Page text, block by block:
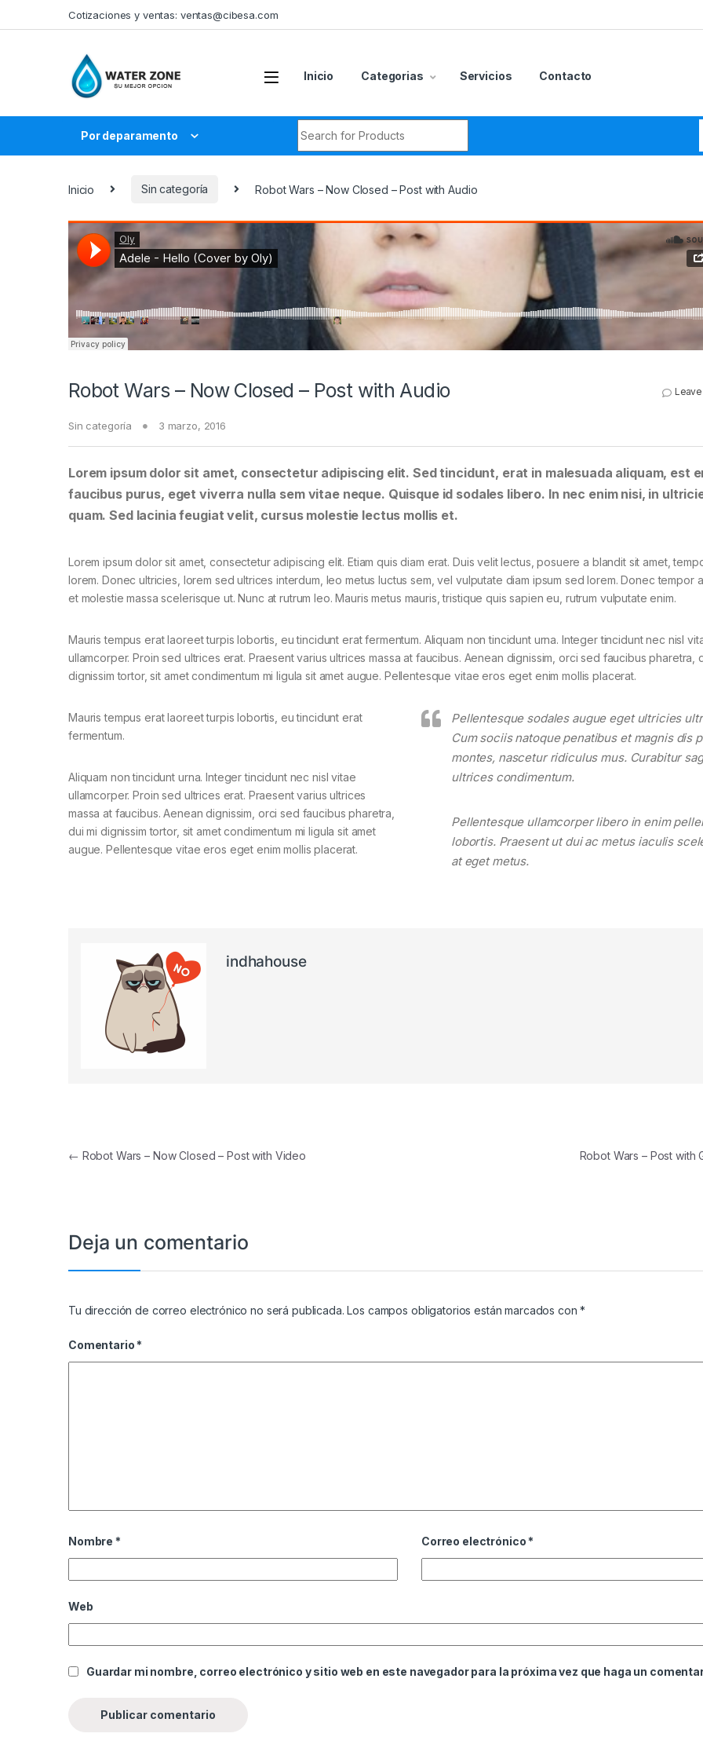
Cotizaciones y ventas: ventas@cibesa.com
Inicio Categorias Servicios Contacto
Por deparamento
Inicio Sin categoría Robot Wars – Now Closed – Post with Audio
Robot Wars – Now Closed – Post with Audio
Sin categoría 3 marzo, 2016
Lorem ipsum dolor sit amet, consectetur adipiscing elit. Sed tincidunt, erat in malesuada aliquam, est
faucibus purus, eget viverra nulla sem vitae neque. Quisque id sodales libero. In nec enim nisi, in
quam. Sed lacinia feugiat velit, cursus molestie lectus mollis et.
Lorem ipsum dolor sit amet, consectetur adipiscing elit. Etiam quis diam erat. Duis velit lectus, posuere a blandit sit amet,
lorem. Donec ultricies, lorem sed ultrices interdum, leo metus luctus sem, vel vulputate diam ipsum sed lorem. Donec tempor
et molestie massa scelerisque ut. Nunc at rutrum leo. Mauris metus mauris, tristique quis sapien eu, rutrum vulputate enim.
Mauris tempus erat laoreet turpis lobortis, eu tincidunt erat fermentum. Aliquam non tincidunt urna. Integer tincidunt nec nisl
ullamcorper. Proin sed ultrices erat. Praesent varius ultrices massa at faucibus. Aenean dignissim, orci sed faucibus pharetra,
dignissim tortor, sit amet condimentum mi ligula sit amet augue. Pellentesque vitae eros eget enim mollis placerat.
Mauris tempus erat laoreet turpis lobortis, eu tincidunt erat
fermentum.
Aliquam non tincidunt urna. Integer tincidunt nec nisl vitae
ullamcorper. Proin sed ultrices erat. Praesent varius ultrices
massa at faucibus. Aenean dignissim, orci sed faucibus pharetra,
dui mi dignissim tortor, sit amet condimentum mi ligula sit amet
augue. Pellentesque vitae eros eget enim mollis placerat.
Pellentesque sodales augue eget ultricies
Cum sociis natoque penatibus et magnis dis
montes, nascetur ridiculus mus. Curabitur
ultrices condimentum.
Pellentesque ullamcorper libero in enim
lobortis. Praesent ut dui ac metus iaculis
at eget metus.
indhahouse
Navegación de entradas
← Robot Wars – Now Closed – Post with Video Robot Wars – Post with
Deja un comentario
Tu dirección de correo electrónico no será publicada. Los campos obligatorios están marcados con*
Comentario *
Nombre * Correo electrónico *
Web
Guardar mi nombre, correo electrónico y sitio web en este navegador para la próxima vez que haga un